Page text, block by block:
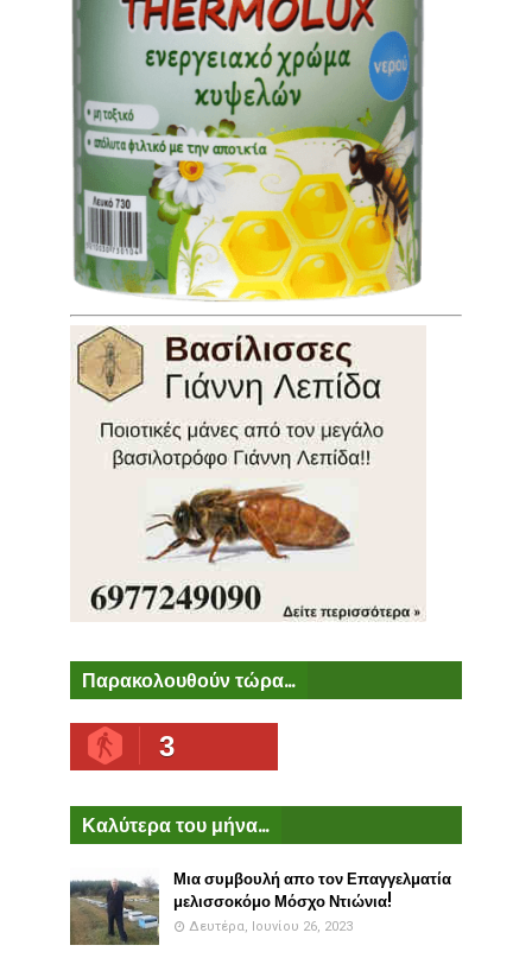
Παρακολουθούν τώρα...
3
Καλύτερα του μήνα...
Μια συμβουλή απο τον Επαγγελματία
μελισσοκόμο Μόσχο Ντιώνια!
Δευτέρα, Ιουνίου 26, 2023